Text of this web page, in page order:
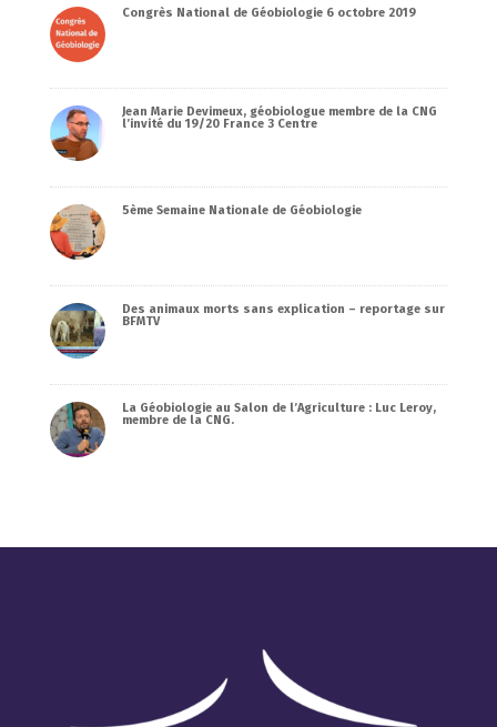
Congrès National de Géobiologie 6 octobre 2019
Jean Marie Devimeux, géobiologue membre de la CNG
l’invité du 19/20 France 3 Centre
5ème Semaine Nationale de Géobiologie
Des animaux morts sans explication – reportage sur
BFMTV
La Géobiologie au Salon de l’Agriculture : Luc Leroy,
membre de la CNG.